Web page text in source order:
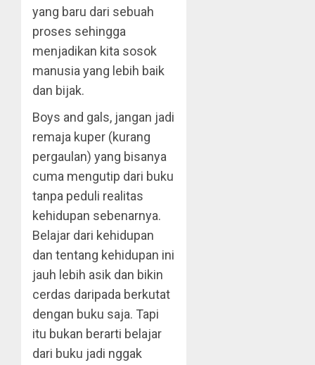
yang baru dari sebuah
proses sehingga
menjadikan kita sosok
manusia yang lebih baik
dan bijak.
Boys and gals, jangan jadi
remaja kuper (kurang
pergaulan) yang bisanya
cuma mengutip dari buku
tanpa peduli realitas
kehidupan sebenarnya.
Belajar dari kehidupan
dan tentang kehidupan ini
jauh lebih asik dan bikin
cerdas daripada berkutat
dengan buku saja. Tapi
itu bukan berarti belajar
dari buku jadi nggak